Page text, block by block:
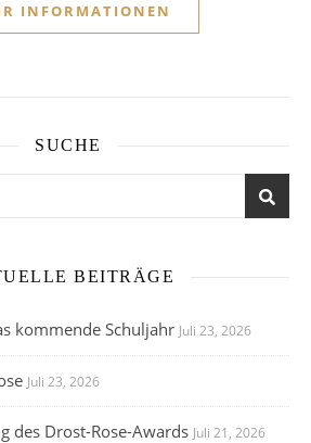
INFORMATIONEN
SUCHE
BEITRÄGE
kommende Schuljahr Juli 23, 2026
Juli 23, 2026
des Drost-Rose-Awards Juli 21, 2026